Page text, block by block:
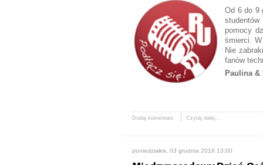
Od 6 do 9
pomocy
śmierci.
Nie
fanów
Paulina &
Dodaj komentarz Czytaj dalej...
poniedziałek, 03 grudnia 2018 13:00